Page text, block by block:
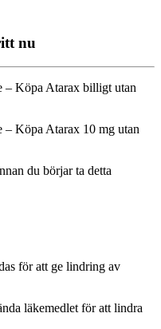
nu
– Köpa Atarax billigt utan
– Köpa Atarax 10 mg utan
du börjar ta detta
för att ge lindring av
läkemedlet för att lindra